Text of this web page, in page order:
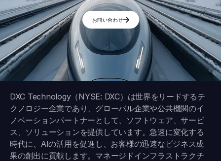
お問い合わせ
DXC Technology（NYSE: DXC）は世界をリードするテ
クノロジー企業であり、グローバル企業や公共機関のイ
ノベーションパートナーとして、ソフトウェア、サービ
ス、ソリューションを提供しています。急速に変化する
時代に、AIの活用を促進し、お客様の迅速なビジネス成
果の創出に貢献します。マネージドインフラストラクチ